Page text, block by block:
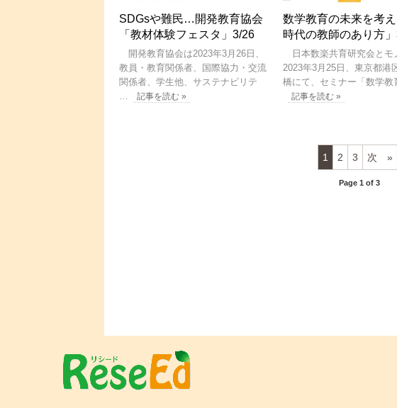
SDGsや難民…開発教育協会
「教材体験フェスタ」3/26
開発教育協会は2023年3月26日、
教員・教育関係者、国際協力・交流
関係者、学生他、サステナビリテ
…
記事を読む »
数学教育の未来を考え
時代の教師のあり方
日本数楽共育研究会とモ
2023年3月25日、東京都港
橋にて、セミナー「数学
記事を読む »
1 2 3 次
Page 1 of 3